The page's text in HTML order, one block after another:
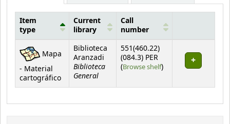
Holdings
Item
type
Current
library
Call
number
Mapa
- Material
cartográfico
Biblioteca
Aranzadi
Biblioteca
General
551(460.22)
(084.3) PER
(Browse shelf(Opens below)
)